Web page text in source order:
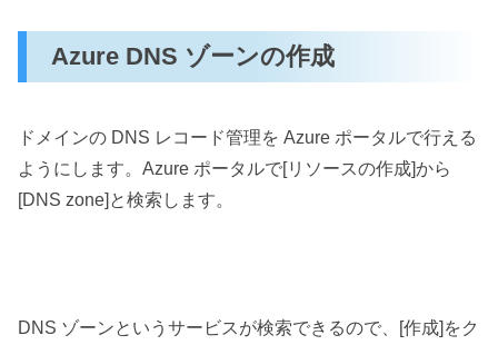
Azure DNS ゾーンの作成
ドメインの DNS レコード管理を Azure ポータルで行える
ようにします。Azure ポータルで[リソースの作成]から
[DNS zone]と検索します。
DNS ゾーンというサービスが検索できるので、[作成]をク